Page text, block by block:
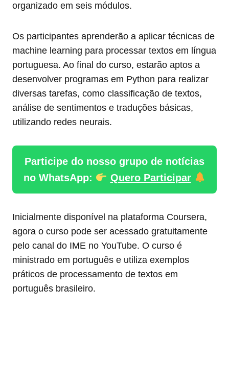
organizado em seis módulos.
Os participantes aprenderão a aplicar técnicas de
machine learning para processar textos em língua
portuguesa. Ao final do curso, estarão aptos a
desenvolver programas em Python para realizar
diversas tarefas, como classificação de textos,
análise de sentimentos e traduções básicas,
utilizando redes neurais.
Participe do nosso grupo de notícias
no WhatsApp:
Quero Participar
Inicialmente disponível na plataforma Coursera,
agora o curso pode ser acessado gratuitamente
pelo canal do IME no YouTube. O curso é
ministrado em português e utiliza exemplos
práticos de processamento de textos em
português brasileiro.